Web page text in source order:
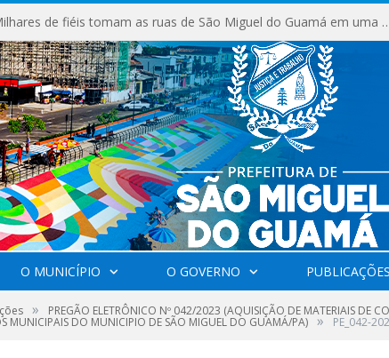
Milhares de fiéis tomam as ruas de São Miguel do
O MUNICÍPIO O GOVERNO
» PREGÃO ELETRÔNICO Nº 042/2023 (AQUISIÇÃO DE MATERIAIS DE
MUNICIPAIS DO MUNICIPIO DE SÃO MIGUEL DO GUAMÁ/PA) » PE_042-